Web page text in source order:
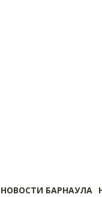
НОВОСТИ БАРНАУЛА